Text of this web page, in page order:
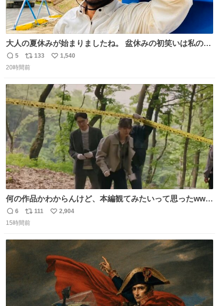
大人の夏休みが始まりましたね。 盆休みの初笑いは私の現
場コスプレ マスターイーでお願いします！！
返
信
5
リ
ポ
ト
数
133
い
数
1,540
20時間前
何の作品かわからんけど、本編観てみたいって思ったwww
韓ドラよね？
返
信
6
リ
ポ
111
い
2,904
15時間前